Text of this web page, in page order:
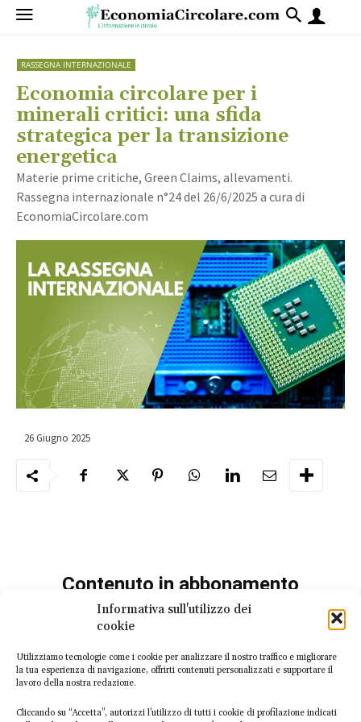
Informativa sull'utilizzo dei
cookie
Utilizziamo tecnologie come i cookie per analizzare il nostro traffico e migliorare
la tua esperienza di navigazione, offrirti contenuti personalizzati e supportare il
lavoro della nostra redazione.
Cliccando su “Accetta”, autorizzi l’utilizzo di tutti i cookie di profilazione indicati
RASSEGNA INTERNAZIONALE
Economia circolare per i
minerali critici: una sfida
strategica per la transizione
energetica
Materie prime critiche, Green Claims, allevamenti.
Rassegna internazionale n°24 del 26/6/2025 a cura di
EconomiaCircolare.com
26 Giugno 2025
Contenuto in abbonamento
Per sbloccare questo articolo è necessario aver
UNISCITI ALLA COMMUNITY